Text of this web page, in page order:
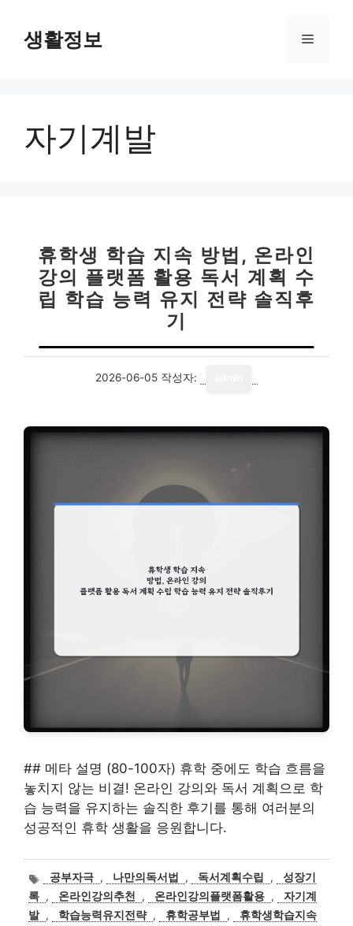
생활정보 메
자기계발
휴학생 학습 지속 방법, 온라인
강의 플랫폼 활용 독서 계획 수
립 학습 능력 유지 전략 솔직후
기
2026-06-05 작성자:
## 메타 설명 (80-100자) 휴학 중에도 학습 흐름을
놓치지 않는 비결! 온라인 강의와 독서 계획으로 학
습 능력을 유지하는 솔직한 후기를 통해 여러분의
성공적인 휴학 생활을 응원합니다.
태공부자극 , 나만의독서법 , 독서계획수립 ,
성장기
록 , 온라인강의추천 , 온라인강의플랫폼활용 ,
자기계
발 , 학습능력유지전략 , 휴학공부법 ,
휴학생학습지속